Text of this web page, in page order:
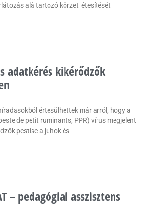
alá tartozó körzet létesítését
adatkérés kikérődzők
értesülhettek már arról, hogy a
de petit ruminants, PPR) vírus megjelent
pestise a juhok és
– pedagógiai asszisztens